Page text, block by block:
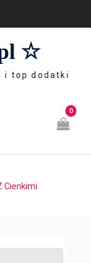
☆
i top dodatki
0
Cienkimi